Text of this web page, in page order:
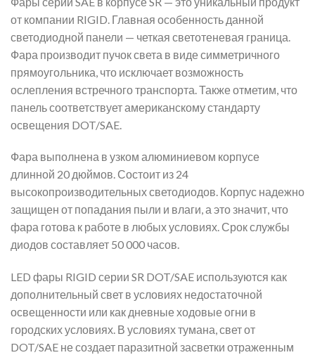
от компании RIGID. Главная особенность данной
светодиодной панели — четкая светотеневая граница.
Фара производит пучок света в виде симметричного
прямоугольника, что исключает возможность
ослепления встречного транспорта. Также отметим, что
панель соответствует американскому стандарту
освещения DOT/SAE.
Фара выполнена в узком алюминиевом корпусе
длинной 20 дюймов. Состоит из 24
высокопроизводительных светодиодов. Корпус надежно
защищен от попадания пыли и влаги, а это значит, что
фара готова к работе в любых условиях. Срок службы
диодов составляет 50 000 часов.
LED фары RIGID серии SR DOT/SAE используются как
дополнительный свет в условиях недостаточной
освещенности или как дневные ходовые огни в
городских условиях. В условиях тумана, свет от
DOT/SAE не создает паразитной засветки отраженным